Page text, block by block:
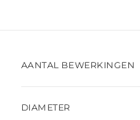
AANTAL BEWERKINGEN
DIAMETER